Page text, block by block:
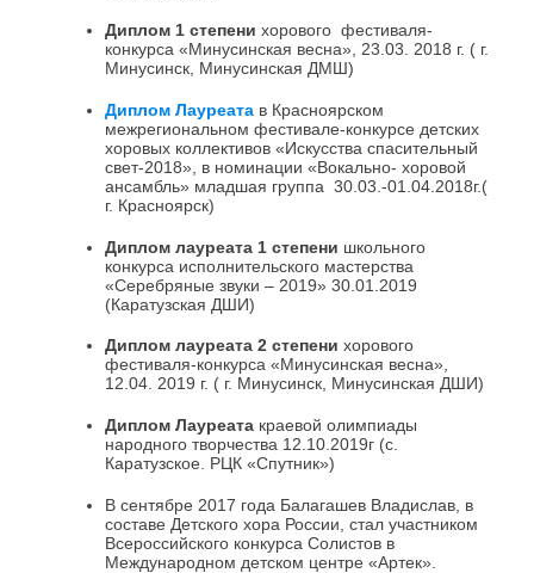
Диплом 1 степени хорового фестиваля-
конкурса «Минусинская весна», 23.03. 2018 г. ( г.
Минусинск, Минусинская ДМШ)
Диплом Лауреата в Красноярском
межрегиональном фестивале-конкурсе детских
хоровых коллективов «Искусства спасительный
свет-2018», в номинации «Вокально- хоровой
ансамбль» младшая группа 30.03.-01.04.2018г.(
г. Красноярск)
Диплом лауреата 1 степени школьного
конкурса исполнительского мастерства
«Серебряные звуки – 2019» 30.01.2019
(Каратузская ДШИ)
Диплом лауреата 2 степени хорового
фестиваля-конкурса «Минусинская весна»,
12.04. 2019 г. ( г. Минусинск, Минусинская ДШИ)
Диплом Лауреатакраевой олимпиады
народного творчества 12.10.2019г (с.
Каратузское. РЦК «Спутник»)
В сентябре 2017 года Балагашев Владислав, в
составе Детского хора России, стал участником
Всероссийского конкурса Солистов в
Международном детском центре «Артек».